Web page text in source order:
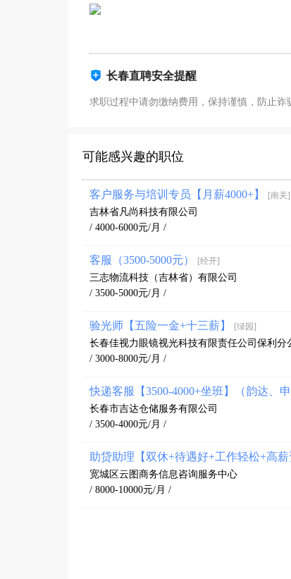
长春直聘安全提醒
求职过程中请勿缴纳费用，保持谨慎，防止诈
可能感兴趣的职位
客户服务与培训专员【月薪4000+】 [南关]
吉林省凡尚科技有限公司
/ 4000-6000元/月 /
客服（3500-5000元） [经开]
三志物流科技（吉林省）有限公司
/ 3500-5000元/月 /
验光师【五险一金+十三薪】 [绿园]
长春佳视力眼镜视光科技有限责任公司保利分
/ 3000-8000元/月 /
快递客服【3500-4000+坐班】（韵达、
长春市吉达仓储服务有限公司
/ 3500-4000元/月 /
助贷助理【双休+待遇好+工作轻松+高
宽城区云图商务信息咨询服务中心
/ 8000-10000元/月 /